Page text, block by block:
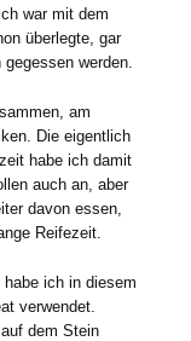
war mit dem
überlegte, gar
werden.
am
Die eigentlich
habe ich damit
auch an, aber
davon essen,
Reifezeit.
habe ich in diesem
verwendet.
dem Stein